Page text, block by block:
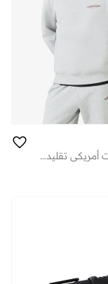
سويت شيرت أمريكي تقليدي بياقة دائرية